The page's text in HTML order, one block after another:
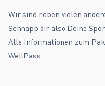
Wir sind neben vielen
Schnapp dir also Deine
Alle Informationen zum
WellPass.